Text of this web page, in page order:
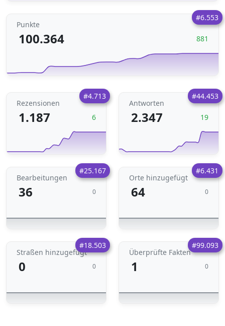
#6.553
Punkte
100.364 881
#4.713
Rezensionen
1.187 6
#44.453
Antworten
2.347 19
#25.167
Bearbeitungen
36 0
#6.431
Orte hinzugefügt
64 0
#18.503
Straßen hinzugefügt
0 0
#99.093
Überprüfte Fakten
1 0